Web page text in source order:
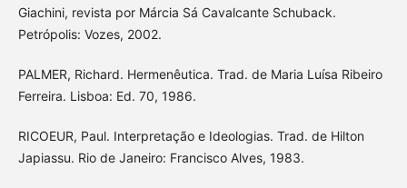
Giachini, revista por Márcia Sá Cavalcante Schuback.
Petrópolis: Vozes, 2002.
PALMER, Richard. Hermenêutica. Trad. de Maria Luísa Ribeiro
Ferreira. Lisboa: Ed. 70, 1986.
RICOEUR, Paul. Interpretação e Ideologias. Trad. de Hilton
Japiassu. Rio de Janeiro: Francisco Alves, 1983.